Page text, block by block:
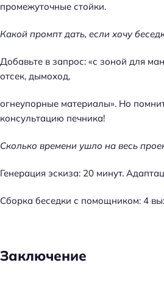
промежуточные стойки.
Какой промпт дать, если хочу
Добавьте в запрос: «с зоной для
отсек, дымоход,
огнеупорные материалы». Но
консультацию печника!
Сколько времени ушло на весь
Генерация эскиза: 20 минут.
Сборка беседки с помощником: 4
Заключение